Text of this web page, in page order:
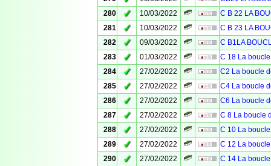
280
✓ 10/03/2022
C B 22 LA
281
✓ 10/03/2022
C B 23 LA
282
✓ 09/03/2022
C B1LA
283
✓ 01/03/2022
C 18 La
284
✓ 27/02/2022
C2 La boucle
285
✓ 27/02/2022
C4 La boucle
286
✓ 27/02/2022
C6 La boucle
287
✓ 27/02/2022
C 8 La boucle
288
✓ 27/02/2022
C 10 La
289
✓ 27/02/2022
C 12 La
290
✓ 27/02/2022
C 14 La